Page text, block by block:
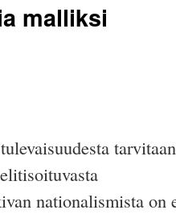
malliksi
tarvitaan
nationalismista on